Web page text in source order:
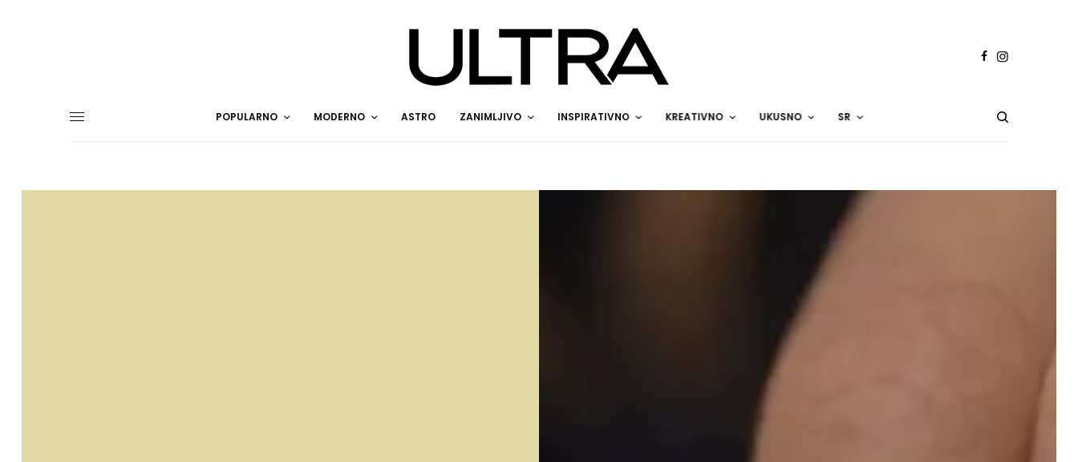
POPULARNO MODERNO ASTRO ZANIMLJIVO INSPIRATIVNO KREATIVNO UKUSNO SR